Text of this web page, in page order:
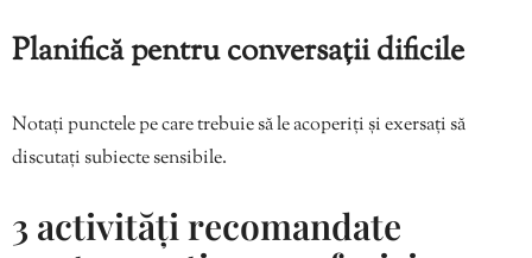
Planifică pentru conversații dificile
Notați punctele pe care trebuie să le acoperiți și exersați să
discutați subiecte sensibile.
3 activități recomandate